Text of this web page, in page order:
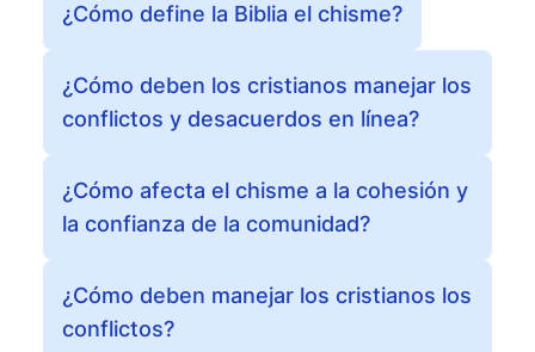
¿Cómo define la Biblia el chisme?
¿Cómo deben los cristianos manejar los
conflictos y desacuerdos en línea?
¿Cómo afecta el chisme a la cohesión y
la confianza de la comunidad?
¿Cómo deben manejar los cristianos los
conflictos?